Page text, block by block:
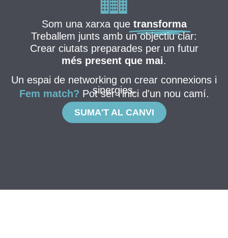
Som una xarxa que transforma
Treballem junts amb un objectiu clar:
Crear ciutats preparades per un futur
més present que mai.
Un espai de networking on crear connexions i
sinergies.
Fem match? Pot ser l'inici d'un nou camí.
SUMA'T AL CANVI